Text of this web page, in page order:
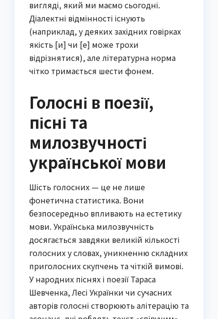
вигляді, який ми маємо сьогодні.
Діалектні відмінності існують
(наприклад, у деяких західних говірках
якість [и] чи [е] може трохи
відрізнятися), але літературна норма
чітко тримається шести фонем.
Голосні в поезії,
пісні та
милозвучності
української мови
Шість голосних — це не лише
фонетична статистика. Вони
безпосередньо впливають на естетику
мови. Українська милозвучність
досягається завдяки великій кількості
голосних у словах, уникненню складних
приголосних скупчень та чіткій вимові.
У народних піснях і поезії Тараса
Шевченка, Лесі Українки чи сучасних
авторів голосні створюють алітерацію та